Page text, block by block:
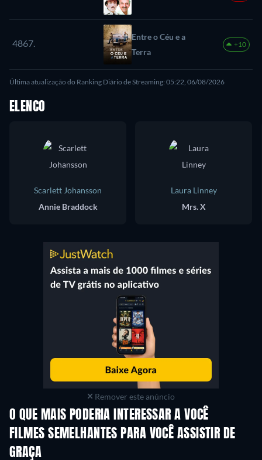
4867.
Entre o Céu e a
Terra
+10
Última atualização do Ranking Diário de Streaming: 05:22, 06/08/2026
ELENCO
Scarlett Johansson
Annie Braddock
Laura Linney
Mrs. X
Remover este anúncio
O QUE MAIS PODERIA INTERESSAR A VOCÊ
FILMES SEMELHANTES PARA VOCÊ ASSISTIR DE
GRAÇA